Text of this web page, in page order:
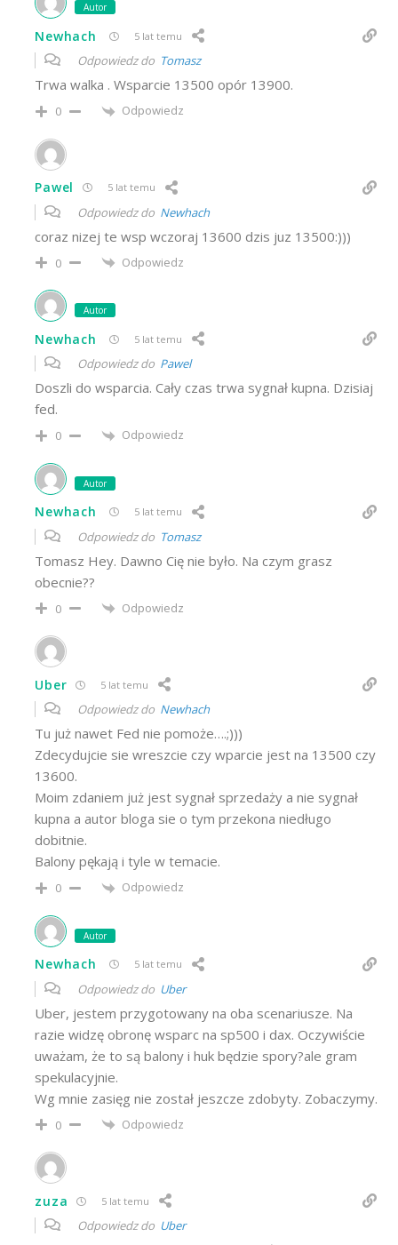
Autor
Newhach 5 lat temu
Odpowiedz do Tomasz
Trwa walka . Wsparcie 13500 opór 13900.
0 Odpowiedz
Pawel 5 lat temu
Odpowiedz do Newhach
coraz nizej te wsp wczoraj 13600 dzis juz 13500:)))
0 Odpowiedz
Autor
Newhach 5 lat temu
Odpowiedz do Pawel
Doszli do wsparcia. Cały czas trwa sygnał kupna. Dzisiaj
fed.
0 Odpowiedz
Autor
Newhach 5 lat temu
Odpowiedz do Tomasz
Tomasz Hey. Dawno Cię nie było. Na czym grasz
obecnie??
0 Odpowiedz
Uber 5 lat temu
Odpowiedz do Newhach
Tu już nawet Fed nie pomoże….;)))
Zdecydujcie sie wreszcie czy wparcie jest na 13500 czy
13600.
Moim zdaniem już jest sygnał sprzedaży a nie sygnał
kupna a autor bloga sie o tym przekona niedługo
dobitnie.
Balony pękają i tyle w temacie.
0 Odpowiedz
Autor
Newhach 5 lat temu
Odpowiedz do Uber
Uber, jestem przygotowany na oba scenariusze. Na
razie widzę obronę wsparc na sp500 i dax. Oczywiście
uważam, że to są balony i huk będzie spory?ale gram
spekulacyjnie.
Wg mnie zasięg nie został jeszcze zdobyty. Zobaczymy.
0 Odpowiedz
zuza 5 lat temu
Odpowiedz do Uber